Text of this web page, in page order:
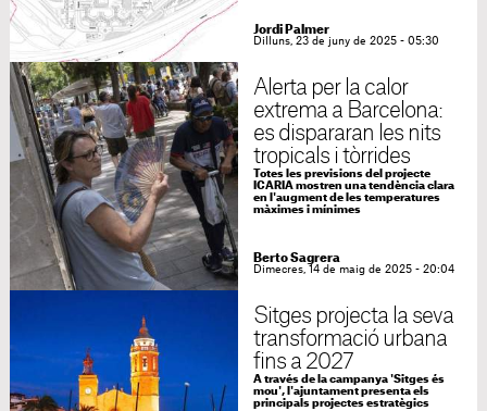
Jordi Palmer
Dilluns, 23 de juny de 2025 - 05:30
Alerta per la calor
extrema a Barcelona:
es dispararan les nits
tropicals i tòrrides
Totes les previsions del projecte
ICARIA mostren una tendència clara
en l'augment de les temperatures
màximes i mínimes
Berto Sagrera
Dimecres, 14 de maig de 2025 - 20:04
Sitges projecta la seva
transformació urbana
fins a 2027
A través de la campanya 'Sitges és
mou', l'ajuntament presenta els
principals projectes estratègics